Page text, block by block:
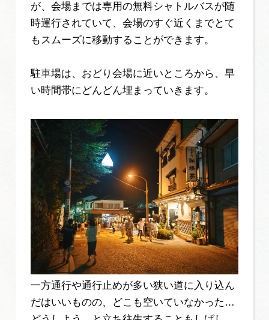
が、会場までは専用の無料シャトルバスが随
時運行されていて、会場のすぐ近くまでとて
もスムーズに移動することができます。
駐車場は、おどり会場に近いところから、早
い時間帯にどんどん埋まっていきます。
一方通行や通行止めが多い狭い道に入り込ん
だはいいものの、どこも空いていなかった…